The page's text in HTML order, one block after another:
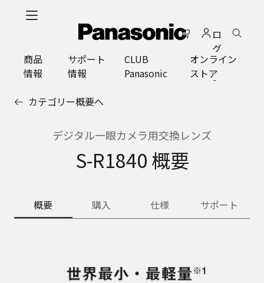
ロ
グ
イ
ン
商品
情報
サポート
情報
CLUB
Panasonic
オンライン
ストア
カテゴリー概要へ
デジタル一眼カメラ用交換レンズ
S-R1840 概要
概要 購入 仕様 サポート